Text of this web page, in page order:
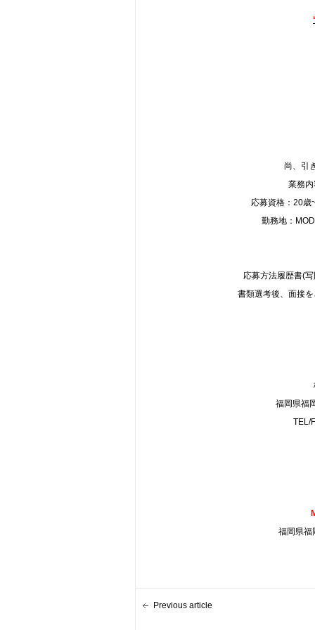
尚、引
業務
応募資格：20
勤務地：
応募方法履歴書(
書類選考後、面接
福岡県福
TEL/
福岡県福
Previous article